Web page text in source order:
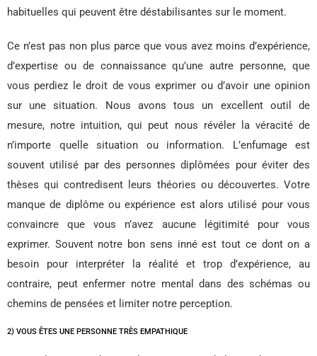
habituelles qui peuvent être déstabilisantes sur le moment.
Ce n’est pas non plus parce que vous avez moins d’expérience,
d’expertise ou de connaissance qu’une autre personne, que
vous perdiez le droit de vous exprimer ou d’avoir une opinion
sur une situation. Nous avons tous un excellent outil de
mesure, notre intuition, qui peut nous révéler la véracité de
n’importe quelle situation ou information. L’enfumage est
souvent utilisé par des personnes diplômées pour éviter des
thèses qui contredisent leurs théories ou découvertes. Votre
manque de diplôme ou expérience est alors utilisé pour vous
convaincre que vous n’avez aucune légitimité pour vous
exprimer. Souvent notre bon sens inné est tout ce dont on a
besoin pour interpréter la réalité et trop d’expérience, au
contraire, peut enfermer notre mental dans des schémas ou
chemins de pensées et limiter notre perception.
2) VOUS ÊTES UNE PERSONNE TRÈS EMPATHIQUE